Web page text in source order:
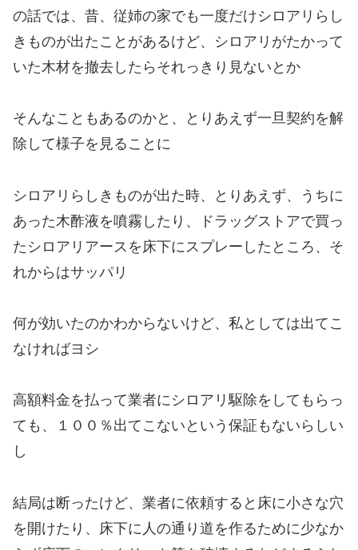
の話では、昔、従姉の家でも一度だけシロアリらし
きものが出たことがあるけど、シロアリがたかって
いた木材を撤去したらそれっきり見ないとか
そんなこともあるのかと、とりあえず一旦契約を解
除して様子を見ることに
シロアリらしきものが出た時、とりあえず、うちに
あった木酢液を噴霧したり、ドラッグストアで買っ
たシロアリアースを床下にスプレーしたところ、そ
れからはサッパリ
何が効いたのかわからないけど、私としては出てこ
なければヨシ
高額料金を払って業者にシロアリ駆除をしてもらっ
ても、１００％出てこないという保証もないらしい
し
結局は断ったけど、業者に依頼すると床に小さな穴
を開けたり、床下に人の通り道を作るために少なか